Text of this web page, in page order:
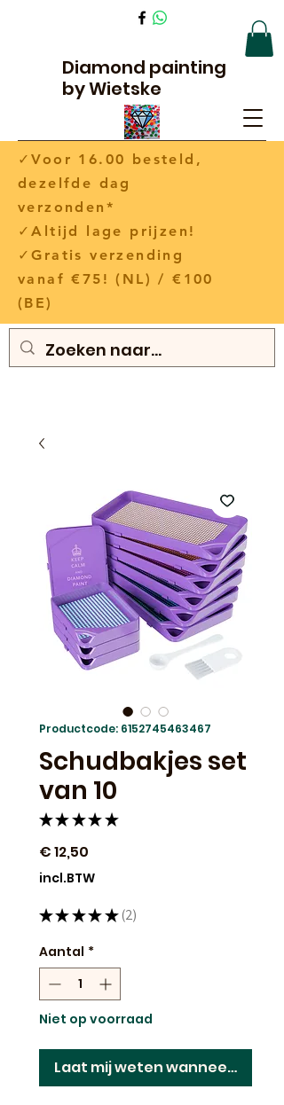
Diamond painting
by Wietske
✓Voor 16.00 besteld,
dezelfde dag
verzonden*
✓Altijd lage prijzen!
✓Gratis verzending
vanaf €75! (NL) / €100
(BE)
Productcode: 6152745463467
Schudbakjes set
van 10
★ ★ ★ ★ ★
€ 12,50
incl.BTW
★ ★ ★ ★ ★ 2
2
Aantal *
Niet op voorraad
Laat mij weten wanneer dit